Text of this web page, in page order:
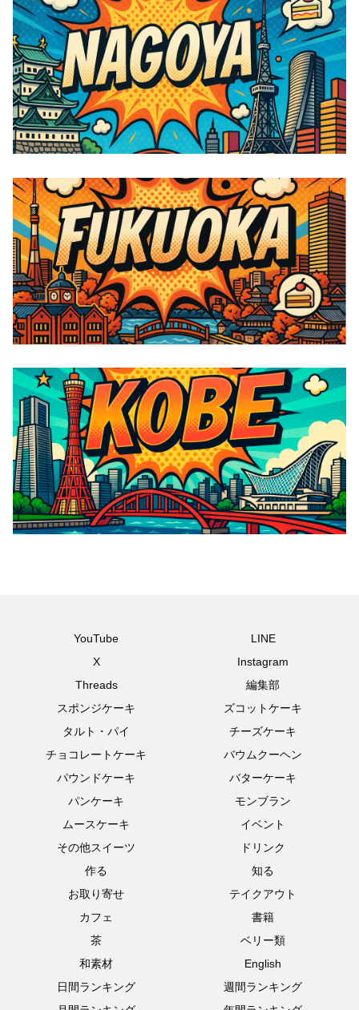
YouTube
LINE
X
Instagram
Threads
編集部
スポンジケーキ
ズコットケーキ
タルト・パイ
チーズケーキ
チョコレートケーキ
バウムクーヘン
パウンドケーキ
バターケーキ
パンケーキ
モンブラン
ムースケーキ
イベント
その他スイーツ
ドリンク
作る
知る
お取り寄せ
テイクアウト
カフェ
書籍
茶
ベリー類
和素材
English
日間ランキング
週間ランキング